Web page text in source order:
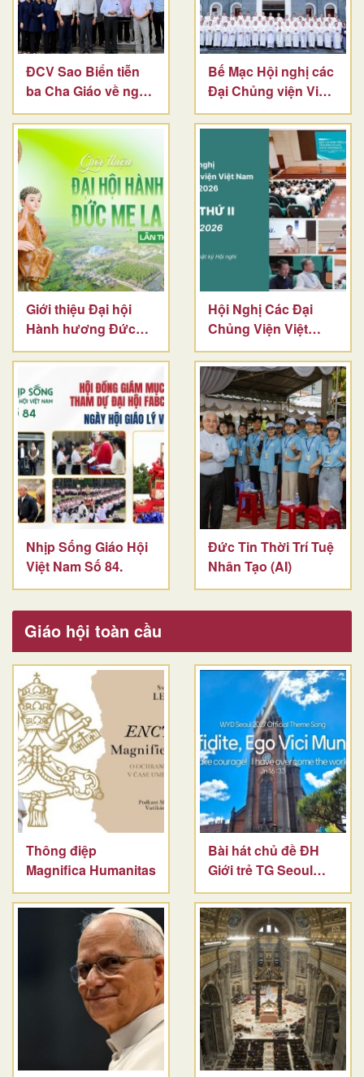
ĐCV Sao Biển tiễn
ba Cha Giáo về nghỉ
hưu
Bế Mạc Hội nghị các
Đại Chủng viện Việt
Nam
Giới thiệu Đại hội
Hành hương Đức
Mẹ La Vang
Hội Nghị Các Đại
Chủng Viện Việt
Nam Ngày 2
Nhịp Sống Giáo Hội
Việt Nam Số 84.
Đức Tin Thời Trí Tuệ
Nhân Tạo (AI)
Giáo hội toàn cầu
Thông điệp
Magnifica Humanitas
Bài hát chủ đề ĐH
Giới trẻ TG Seoul
2027